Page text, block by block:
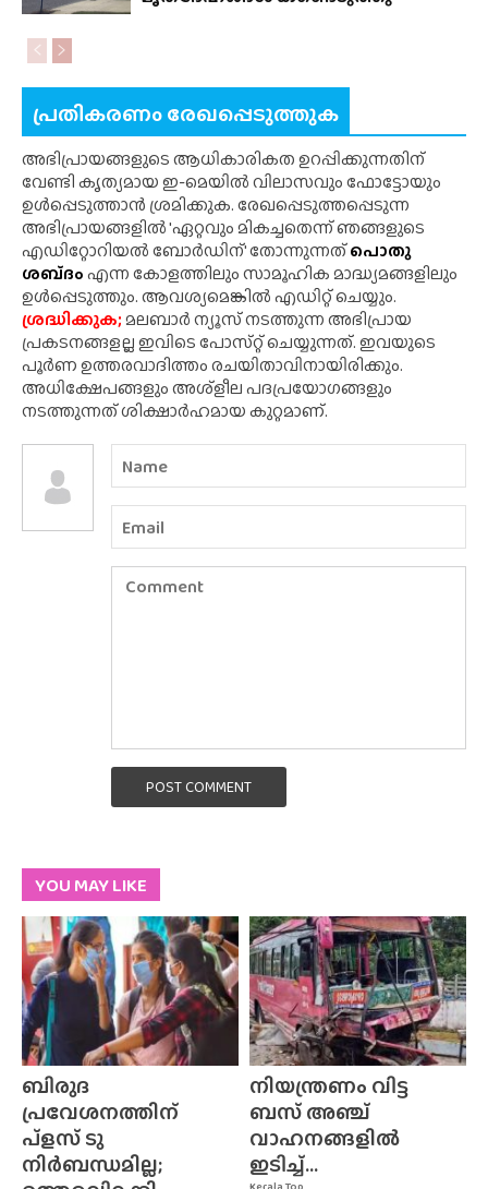
പ്രതികരണം രേഖപ്പെടുത്തുക
അഭിപ്രായങ്ങളുടെ ആധികാരികത ഉറപ്പിക്കുന്നതിന്
വേണ്ടി കൃത്യമായ ഇ-മെയിൽ വിലാസവും ഫോട്ടോയും
ഉൾപ്പെടുത്താൻ ശ്രമിക്കുക. രേഖപ്പെടുത്തപ്പെടുന്ന
അഭിപ്രായങ്ങളിൽ 'ഏറ്റവും മികച്ചതെന്ന് ഞങ്ങളുടെ
എഡിറ്റോറിയൽ ബോർഡിന്' തോന്നുന്നത്പൊതു
ശബ്‌ദംഎന്ന കോളത്തിലും സാമൂഹിക മാദ്ധ്യമങ്ങളിലും
ഉൾപ്പെടുത്തും. ആവശ്യമെങ്കിൽ എഡിറ്റ് ചെയ്യും.
ശ്രദ്ധിക്കുക;മലബാർ ന്യൂസ് നടത്തുന്ന അഭിപ്രായ
പ്രകടനങ്ങളല്ല ഇവിടെ പോസ്‌റ്റ് ചെയ്യുന്നത്. ഇവയുടെ
പൂർണ ഉത്തരവാദിത്തം രചയിതാവിനായിരിക്കും.
അധിക്ഷേപങ്ങളും അശ്‌ളീല പദപ്രയോഗങ്ങളും
നടത്തുന്നത് ശിക്ഷാർഹമായ കുറ്റമാണ്.
POST COMMENT
YOU MAY LIKE
ബിരുദ
പ്രവേശനത്തിന്
പ്ളസ് ടു
നിർബന്ധമില്ല;
നിയന്ത്രണം വിട്ട
ബസ് അഞ്ച്
വാഹനങ്ങളിൽ
ഇടിച്ച്...